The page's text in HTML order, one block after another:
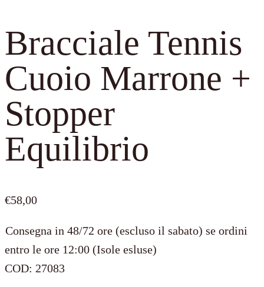
Bracciale Tennis
Cuoio Marrone +
Stopper
Equilibrio
€58,00
Consegna in 48/72 ore (escluso il sabato) se ordini
entro le ore 12:00 (Isole esluse)
COD: 27083